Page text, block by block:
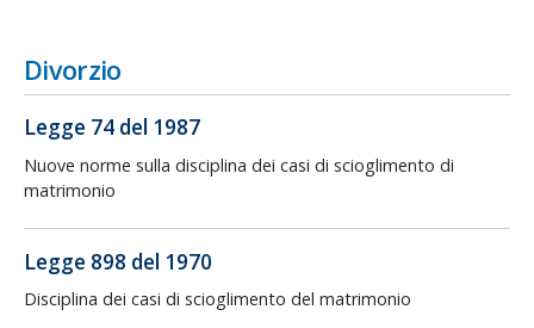
Divorzio
Legge 74 del 1987
Nuove norme sulla disciplina dei casi di scioglimento di
matrimonio
Legge 898 del 1970
Disciplina dei casi di scioglimento del matrimonio